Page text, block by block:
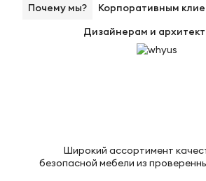
Почему мы? Корпоративным
Дизайнерам и
Широкий ассортимент
безопасной мебели из